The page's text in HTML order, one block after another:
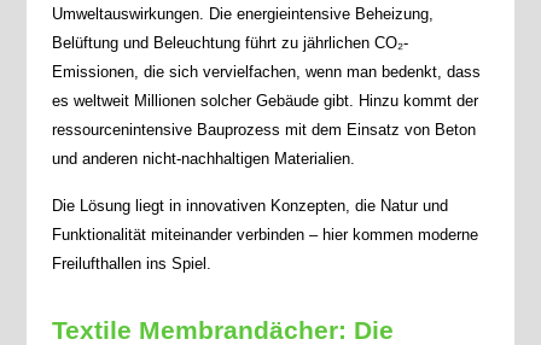
Umweltauswirkungen. Die energieintensive Beheizung,
Belüftung und Beleuchtung führt zu jährlichen CO₂-
Emissionen, die sich vervielfachen, wenn man bedenkt, dass
es weltweit Millionen solcher Gebäude gibt. Hinzu kommt der
ressourcenintensive Bauprozess mit dem Einsatz von Beton
und anderen nicht-nachhaltigen Materialien.
Die Lösung liegt in innovativen Konzepten, die Natur und
Funktionalität miteinander verbinden – hier kommen moderne
Freilufthallen ins Spiel.
Textile Membrandächer: Die